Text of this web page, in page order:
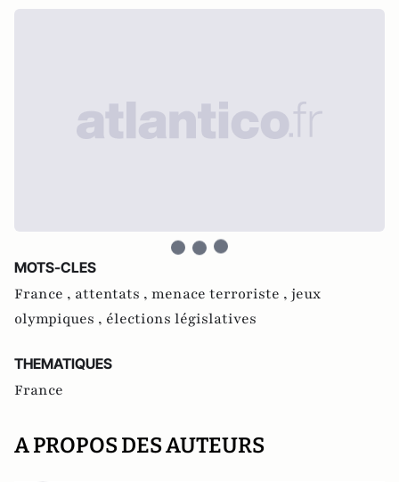
MOTS-CLES
France , attentats , menace terroriste , jeux
olympiques , élections législatives
THEMATIQUES
France
A PROPOS DES AUTEURS